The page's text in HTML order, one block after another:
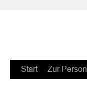
Zum
Start Zur Person